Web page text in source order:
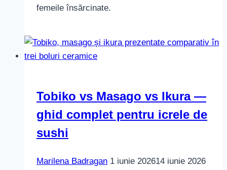
femeile însărcinate.
Tobiko vs Masago vs Ikura —
ghid complet pentru icrele de
sushi
Marilena Badragan 1 iunie 202614 iunie 2026